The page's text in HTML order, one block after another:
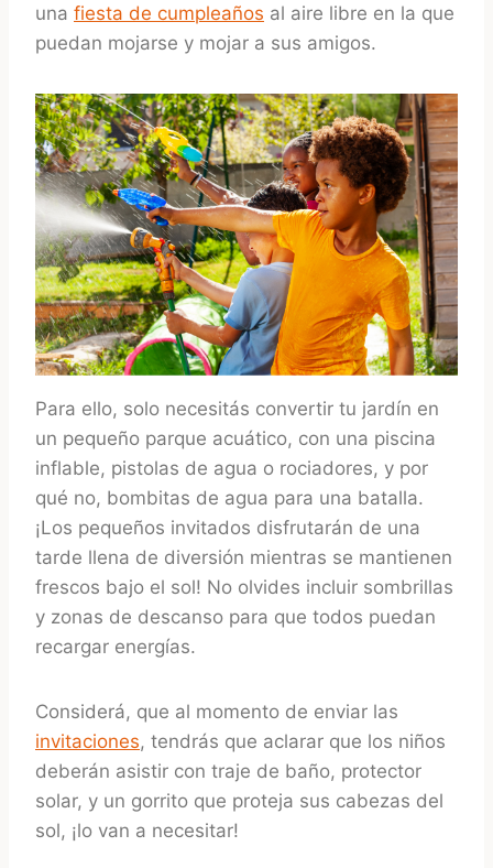
una fiesta de cumpleaños al aire libre en la que
puedan mojarse y mojar a sus amigos.
Para ello, solo necesitás convertir tu jardín en
un pequeño parque acuático, con una piscina
inflable, pistolas de agua o rociadores, y por
qué no, bombitas de agua para una batalla.
¡Los pequeños invitados disfrutarán de una
tarde llena de diversión mientras se mantienen
frescos bajo el sol! No olvides incluir sombrillas
y zonas de descanso para que todos puedan
recargar energías.
Considerá, que al momento de enviar las
invitaciones, tendrás que aclarar que los niños
deberán asistir con traje de baño, protector
solar, y un gorrito que proteja sus cabezas del
sol, ¡lo van a necesitar!